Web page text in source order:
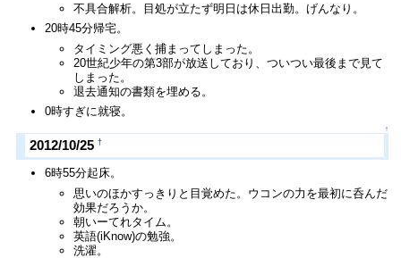
不具合解析。目処が立たず明日は休日出勤。げんなり。
20時45分帰宅。
タイミング悪く捕まってしまった。
20世紀少年の第3部が放送しており、ついつい最後まで見て
しまった。
退去通知の書類を埋める。
0時すぎに就寝。
↑
2012/10/25 †
6時55分起床。
思いのほかすっきりと目覚めた。ウコンの力を最初に呑んだ
効果だろうか。
朝いーてれタイム。
英語(iKnow)の勉強。
洗濯。